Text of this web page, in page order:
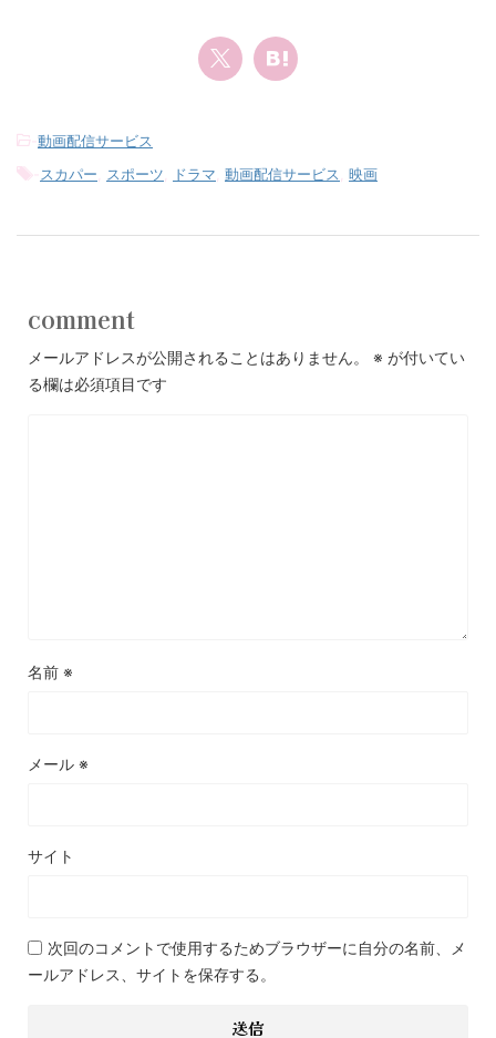
動画配信サービス
スカパー スポーツ ドラマ 動画配信サービス 映画
comment
メールアドレスが公開されることはありません。 ※ が付いてい
る欄は必須項目です
名前 ※
メール ※
サイト
次回のコメントで使用するためブラウザーに自分の名前、メ
ールアドレス、サイトを保存する。